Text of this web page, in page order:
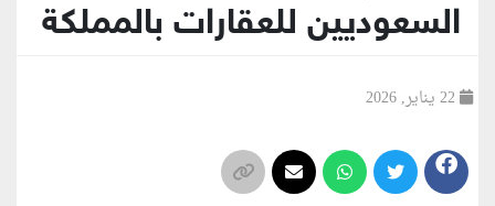
السعوديين للعقارات بالمملكة